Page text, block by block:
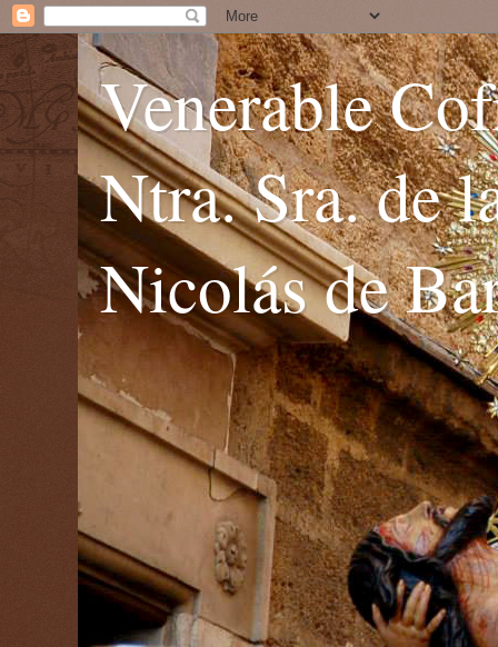
Venerable
Ntra. Sra. de
Nicolás de